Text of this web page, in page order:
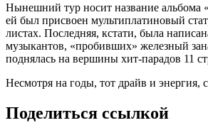
Нынешний тур носит название альбома
ей был присвоен мультиплатиновый
листах. Последняя, кстати, была
музыкантов, «пробивших» железный
поднялась на вершины хит-парадов 11
Несмотря на годы, тот драйв и энергия,
Поделиться ссылкой